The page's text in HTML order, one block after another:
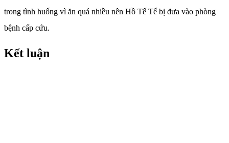
trong tình huống vì ăn quá nhiều nên Hồ Tế Tế bị đưa vào phòng
bệnh cấp cứu.
Kết luận